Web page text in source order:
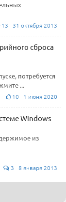
13 31 октября 2013
сброса
потребуется
...
10 1 июня 2020
Windows
из
3 8 января 2013